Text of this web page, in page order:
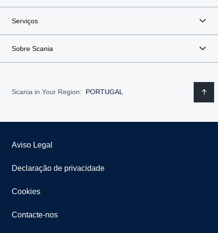
Serviços
Sobre Scania
Scania in Your Region: PORTUGAL
Aviso Legal
Declaração de privacidade
Cookies
Contacte-nos